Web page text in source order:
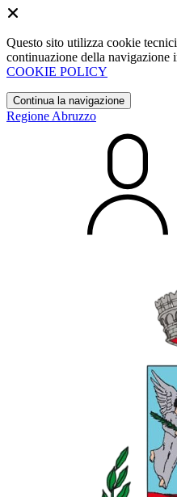
Questo sito utilizza cookie
continuazione della navigazione
COOKIE POLICY
Continua la navigazione
Regione Abruzzo